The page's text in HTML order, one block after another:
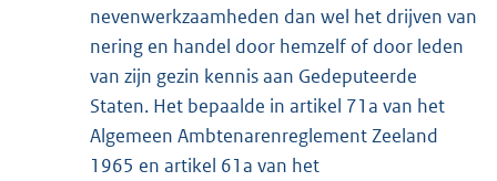
nevenwerkzaamheden dan wel het drijven van
nering en handel door hemzelf of door leden
van zijn gezin kennis aan Gedeputeerde
Staten. Het bepaalde in artikel 71a van het
Algemeen Ambtenarenreglement Zeeland
1965 en artikel 61a van het